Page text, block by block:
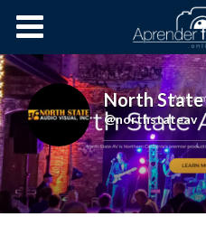
Cursos OnLine
North State
@northstateav